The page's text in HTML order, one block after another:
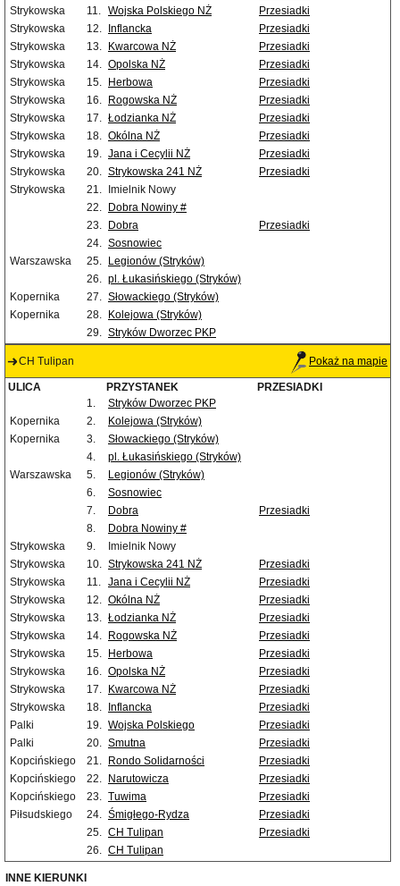
Strykowska
11. Wojska Polskiego NŻ
Przesiadki
Strykowska
12. Inflancka
Przesiadki
Strykowska
13. Kwarcowa NŻ
Przesiadki
Strykowska
14. Opolska NŻ
Przesiadki
Strykowska
15. Herbowa
Przesiadki
Strykowska
16. Rogowska NŻ
Przesiadki
Strykowska
17. Łodzianka NŻ
Przesiadki
Strykowska
18. Okólna NŻ
Przesiadki
Strykowska
19. Jana i Cecylii NŻ
Przesiadki
Strykowska
20. Strykowska 241 NŻ
Przesiadki
Strykowska
21.
Imielnik Nowy
22.
Dobra Nowiny #
23.
Dobra
Przesiadki
24. Sosnowiec
Warszawska
25.
Legionów (Stryków)
26. pl. Łukasińskiego (Stryków)
Kopernika
27. Słowackiego (Stryków)
Kopernika
28.
Kolejowa (Stryków)
29. Stryków Dworzec PKP
CH Tulipan Pokaż na mapie
ULICA PRZYSTANEK
PRZESIADKI
1.
Stryków Dworzec PKP
Kopernika
2.
Kolejowa (Stryków)
Kopernika
3.
Słowackiego (Stryków)
4.
pl. Łukasińskiego (Stryków)
Warszawska
5.
Legionów (Stryków)
6.
Sosnowiec
7.
Dobra
Przesiadki
8.
Dobra Nowiny #
Strykowska
9.
Imielnik Nowy
Strykowska
10. Strykowska 241 NŻ
Przesiadki
Strykowska
11. Jana i Cecylii NŻ
Przesiadki
Strykowska
12. Okólna NŻ
Przesiadki
Strykowska
13. Łodzianka NŻ
Przesiadki
Strykowska
14. Rogowska NŻ
Przesiadki
Strykowska
15. Herbowa
Przesiadki
Strykowska
16. Opolska NŻ
Przesiadki
Strykowska
17. Kwarcowa NŻ
Przesiadki
Strykowska
18. Inflancka
Przesiadki
Palki
19. Wojska Polskiego
Przesiadki
Palki
20. Smutna
Przesiadki
Kopcińskiego
21. Rondo Solidarności
Przesiadki
Kopcińskiego
22. Narutowicza
Przesiadki
Kopcińskiego
23. Tuwima
Przesiadki
Piłsudskiego
24. Śmigłego-Rydza
Przesiadki
25. CH Tulipan
Przesiadki
26. CH Tulipan
INNE KIERUNKI